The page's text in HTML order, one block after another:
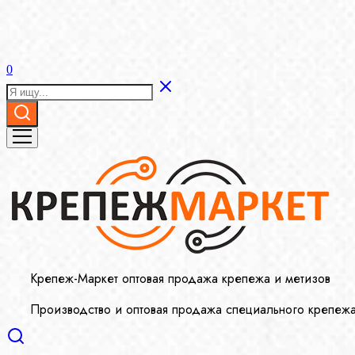
0
Крепеж-Маркет оптовая продажа крепежа и метизов
Производство и оптовая продажа специального